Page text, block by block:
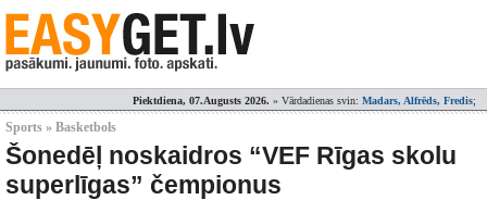
Piektdiena, 07.Augusts 2026. » Vārdadienas svin: Madars, Alfrēds, Fredis;
Sports » Basketbols
Šonedēļ noskaidros “VEF Rīgas skolu
superlīgas” čempionus